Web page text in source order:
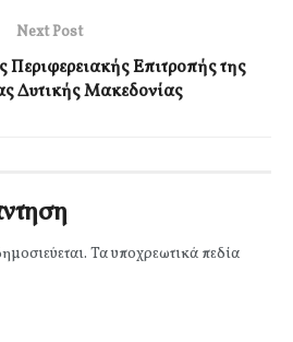
Next Post
Περιφερειακής Επιτροπής της
Δυτικής Μακεδονίας
Τα υποχρεωτικά πεδία